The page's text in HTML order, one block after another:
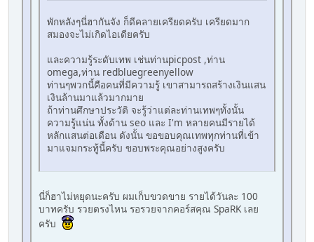
พักหลังๆนี่ฮากันจัง ก็ดีคลายเครียดครับ เครียดมาก
สมองจะไม่เกิดไอเดียครับ
และความรู้ระดับเทพ เช่นท่านpicpost ,ท่าน
omega,ท่าน redbluegreenyellow
ท่านๆพวกนี้คือคนที่มีความรู้ เขาสามารถสร้างเงินแสน
เงินล้านมาแล้วมากมาย
ถ้าท่านศึกษาประวัติ จะรู้ว่าแต่ละท่านเทพๆทั้งนั้น
ความรู้แน่น ทั้งด้าน seo และ I'm หลายคนมีรายได้
หลักแสนต่อเดือน ดังนั้น ขอขอบคุณเทพทุกท่านที่เข้า
มาแจมกระทู้นี้ครับ ขอบพระคุณอย่างสูงครับ
นี่ก็ฮาไม่หยุดนะครับ ผมเก็บขวดขาย รายได้วันละ 100
บาทครับ รวยตรงไหน รอรวยจากคอร์สคุณ SpaRK เลย
ครับ